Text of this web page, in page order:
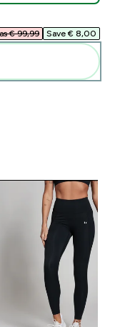
€ 99,99‎ Save € 8,00‎